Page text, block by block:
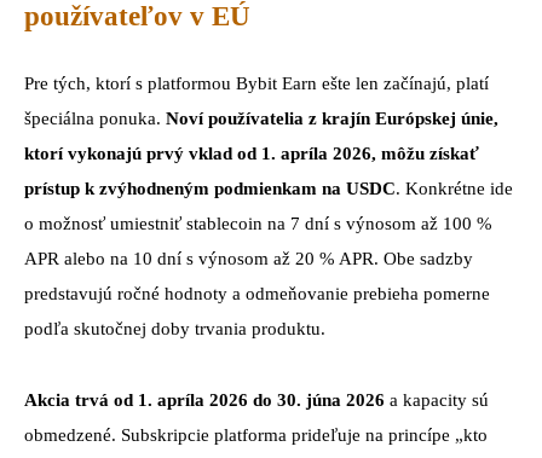
používateľov v EÚ
Pre tých, ktorí s platformou Bybit Earn ešte len začínajú, platí
špeciálna ponuka. Noví používatelia z krajín Európskej únie,
ktorí vykonajú prvý vklad od 1. apríla 2026, môžu získať
prístup k zvýhodneným podmienkam na USDC. Konkrétne ide
o možnosť umiestniť stablecoin na 7 dní s výnosom až 100 %
APR alebo na 10 dní s výnosom až 20 % APR. Obe sadzby
predstavujú ročné hodnoty a odmeňovanie prebieha pomerne
podľa skutočnej doby trvania produktu.
Akcia trvá od 1. apríla 2026 do 30. júna 2026 a kapacity sú
obmedzené. Subskripcie platforma prideľuje na princípe „kto